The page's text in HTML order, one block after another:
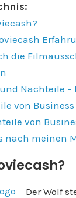
die
Nachteile
von
von
nach meinen
Der Wolf